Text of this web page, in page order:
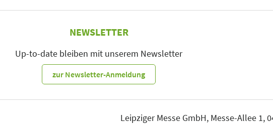
NEWSLETTER
Up-to-date bleiben mit unserem Newsletter
zur Newsletter-Anmeldung
Leipziger Messe GmbH, Messe-Allee 1,